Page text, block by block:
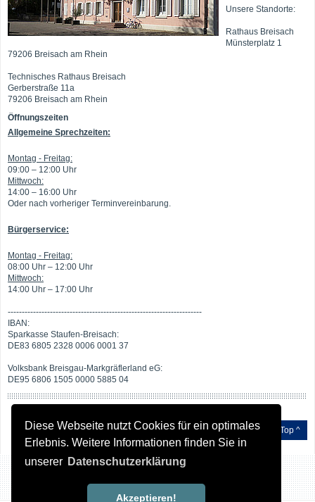
Diese Webseite nutzt Cookies für ein optimales
Erlebnis. Weitere Informationen finden Sie in
unserer Datenschutzerklärung
Akzeptieren!
Unsere Standorte:
Rathaus Breisach
Münsterplatz 1
79206 Breisach am Rhein
Technisches Rathaus Breisach
Gerberstraße 11a
79206 Breisach am Rhein
Öffnungszeiten
Allgemeine Sprechzeiten:
Montag - Freitag:
09:00 – 12:00 Uhr
Mittwoch:
14:00 – 16:00 Uhr
Oder nach vorheriger Terminvereinbarung.
Bürgerservice:
Montag - Freitag:
08:00 Uhr – 12:00 Uhr
Mittwoch:
14:00 Uhr – 17:00 Uhr
---------------------------------------------------------------------
IBAN:
Sparkasse Staufen-Breisach:
DE83 6805 2328 0006 0001 37
Volksbank Breisgau-Markgräflerland eG:
DE95 6806 1505 0000 5885 04
Top ^